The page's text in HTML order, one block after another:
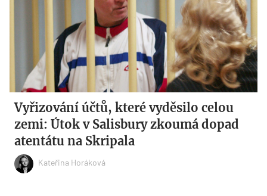
Vyřizování účtů, které vyděsilo celou
zemi: Útok v Salisbury zkoumá dopad
atentátu na Skripala
Kateřina Horáková